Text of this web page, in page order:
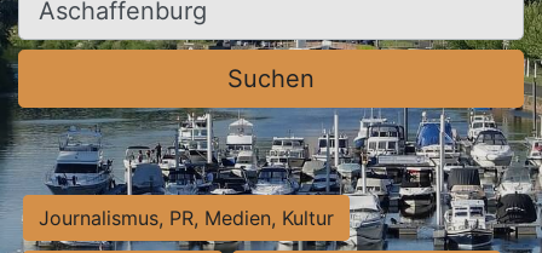
Suchen
Journalismus, PR, Medien, Kultur